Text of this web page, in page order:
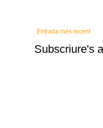
Entrada més recent
Subscriure's